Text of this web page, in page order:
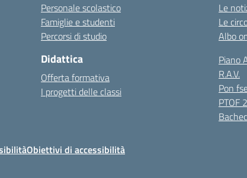
Personale scolastico
Famiglie e studenti
Percorsi di studio
Didattica
Offerta formativa
I progetti delle classi
Le
Le
Albo
Piano
R.A.V.
Pon
PTOF
Obiettivi di accessibilità